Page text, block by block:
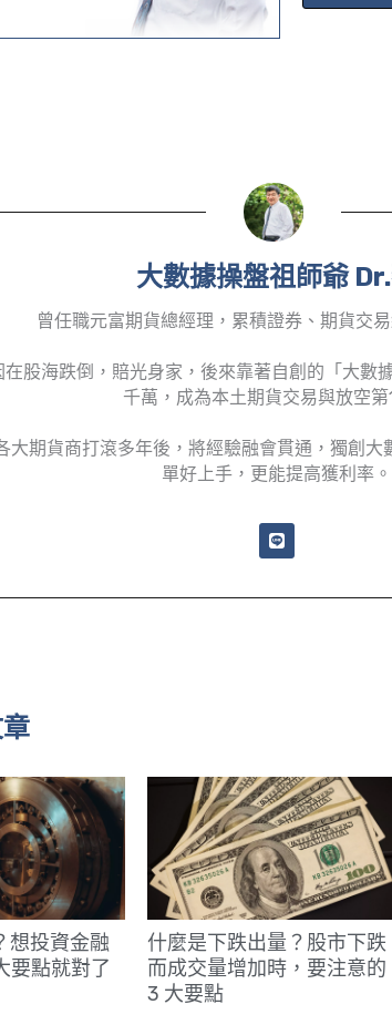
大數據操盤祖師爺
曾任職元富期貨總經理，累積證券、期貨交
在股海跌倒，賠光身家，後來靠著自創的「大數
千萬，成為本土期貨交易與放空第
大期貨商打滾多年後，將經驗融會貫通，獨創大
單好上手，更能提高獲利率。
L
i
n
想投資金融
要點就對了
什麼是下跌出量？股市下跌
而成交量增加時，要注意的
3 大要點